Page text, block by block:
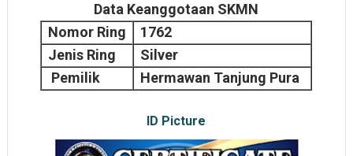
Data Keanggotaan SKMN
Nomor Ring
1762
Jenis Ring
Silver
Pemilik
Hermawan Tanjung Pura
ID Picture